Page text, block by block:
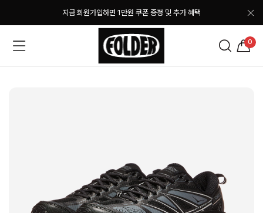
지금 회원가입하면 1만원 쿠폰 증정 및 추가 혜택
0